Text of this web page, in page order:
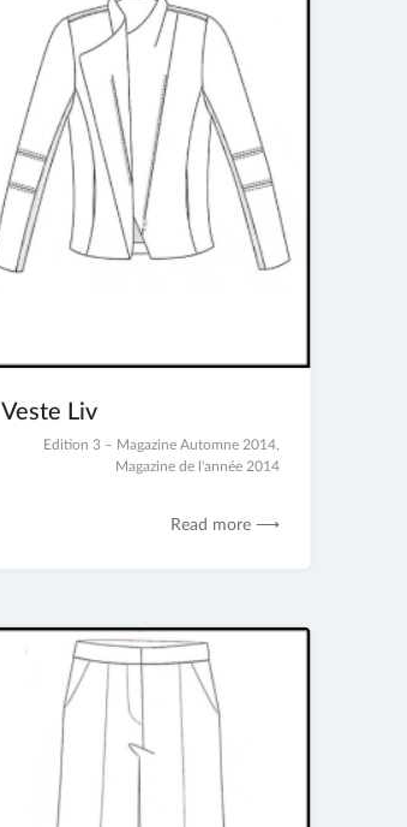
Veste Liv
Edition 3 – Magazine Automne 2014,
Magazine de l'année 2014
Read more ⟶